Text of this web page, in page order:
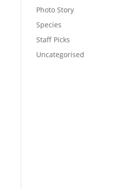
Photo Story
Species
Staff Picks
Uncategorised